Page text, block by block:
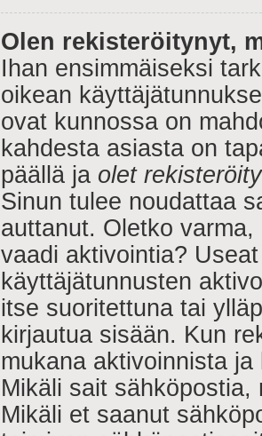
Olen rekisteröitynyt,
Ihan ensimmäiseksi
oikean
ovat kunnossa on
kahdesta asiasta on
päällä ja olet
Sinun tulee noudattaa
auttanut. Oletko
vaadi aktivointia?
käyttäjätunnusten
itse suoritettuna tai
kirjautua sisään. Kun
mukana aktivoinnista
Mikäli sait
Mikäli et saanut